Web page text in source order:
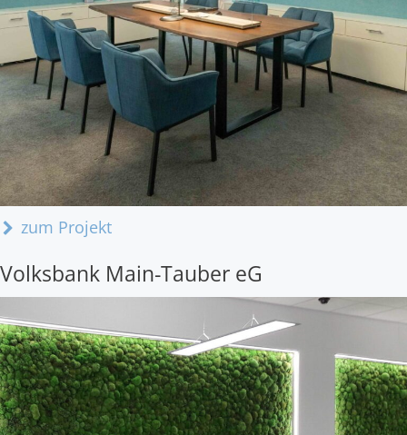
zum Projekt
Volksbank Main-Tauber eG